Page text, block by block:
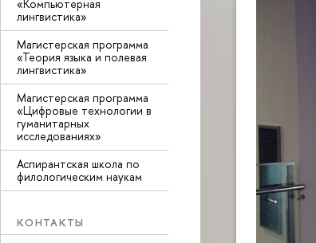
«Компьютерная
лингвистика»
Магистерская программа
«Теория языка и полевая
лингвистика»
Магистерская программа
«Цифровые технологии в
гуманитарных
исследованиях»
Аспирантская школа по
филологическим наукам
КОНТАКТЫ